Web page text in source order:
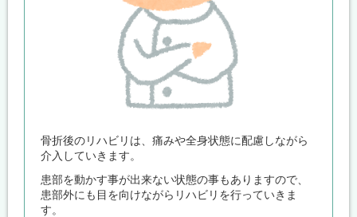
骨折後のリハビリは、痛みや全身状態に配慮しながら
介入していきます。
患部を動かす事が出来ない状態の事もありますので、
患部外にも目を向けながらリハビリを行っていきま
す。